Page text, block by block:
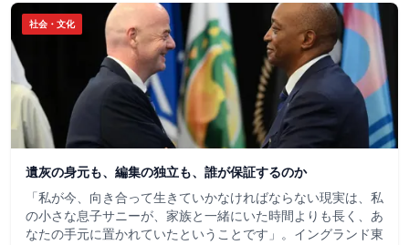
社会・文化
遺灰の身元も、編集の独立も、誰が保証するのか
「私が今、向き合って生きていかなければならない現実は、私
の小さな息子サニーが、家族と一緒にいた時間よりも長く、あ
なたの手元に置かれていたということです」。イングランド東